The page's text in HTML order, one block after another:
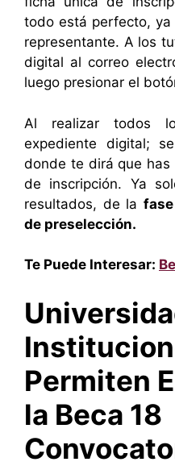
todo está perfecto,
representante. A los
digital al correo
luego presionar el
Al realizar todos
expediente digital;
donde te dirá que has
de inscripción. Ya
resultados, de la
de preselección.
Te Puede Interesar:
Permiten
la Beca 18